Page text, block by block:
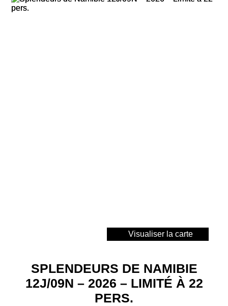
Visualiser la carte
SPLENDEURS DE NAMIBIE
12J/09N – 2026 – LIMITÉ À 22
PERS.